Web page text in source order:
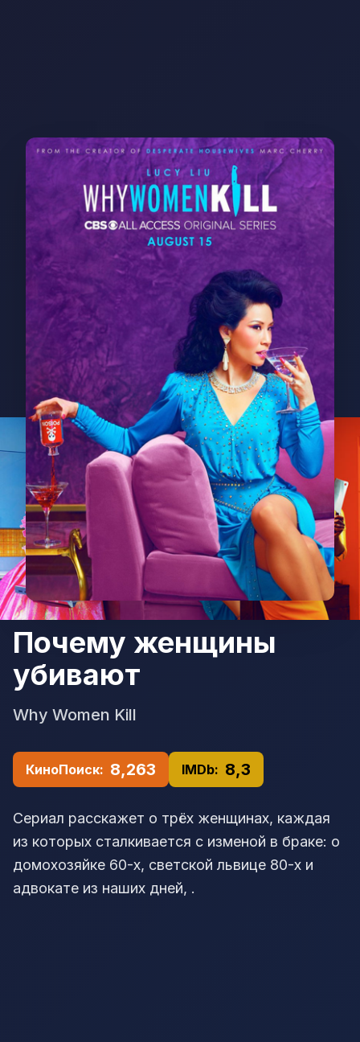
Почему женщины
убивают
Why Women Kill
КиноПоиск: 8,263 IMDb: 8,3
Сериал расскажет о трёх женщинах, каждая
из которых сталкивается с изменой в браке: о
домохозяйке 60-х, светской львице 80-х и
адвокате из наших дней, .